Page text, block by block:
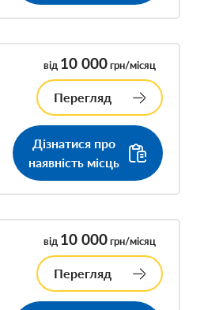
від 10 000грн/місяц
Перегляд
Дізнатися про
наявність місць
від 10 000грн/місяц
Перегляд